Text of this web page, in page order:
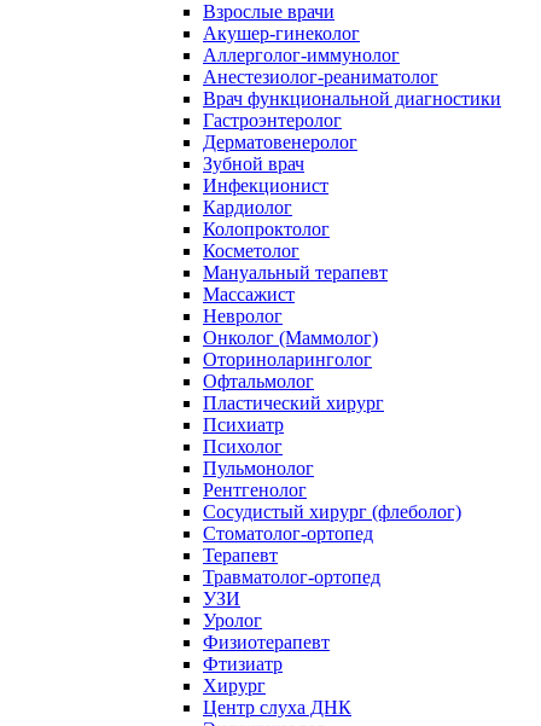
Взрослые врачи
Акушер-гинеколог
Аллерголог-иммунолог
Анестезиолог-реаниматолог
Врач функциональной диагностики
Гастроэнтеролог
Дерматовенеролог
Зубной врач
Инфекционист
Кардиолог
Колопроктолог
Косметолог
Мануальный терапевт
Массажист
Невролог
Онколог (Маммолог)
Оториноларинголог
Офтальмолог
Пластический хирург
Психиатр
Психолог
Пульмонолог
Рентгенолог
Сосудистый хирург (флеболог)
Стоматолог-ортопед
Терапевт
Травматолог-ортопед
УЗИ
Уролог
Физиотерапевт
Фтизиатр
Хирург
Центр слуха ДНК